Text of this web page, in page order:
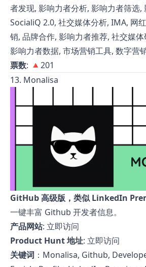
者发现, 影响力者分析, 影响力者筛选,
SocialiQ 2.0, 社交媒体分析, IMA, 网
销, 品牌合作, 影响力者推荐, 社交媒
影响力者数据, 市场营销工具, 数字营
票数: 🔺201
13. Monalisa
GitHub 高级版，类似 LinkedIn
一键丰富 Github 开发者信息。
产品网站: 立即访问
Product Hunt 地址: 立即访问
关键词 ：Monalisa, Github,